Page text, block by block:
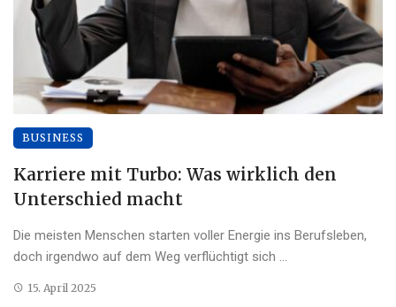
BUSINESS
Karriere mit Turbo: Was wirklich den
Unterschied macht
Die meisten Menschen starten voller Energie ins Berufsleben,
doch irgendwo auf dem Weg verflüchtigt sich ...
15. April 2025